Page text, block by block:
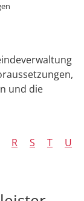
und die
R S T
U